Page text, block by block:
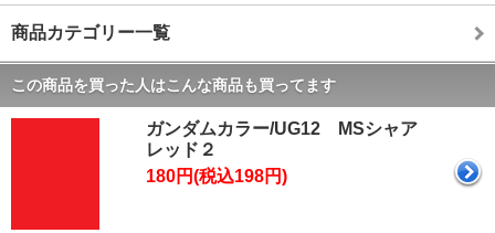
商品カテゴリー一覧
この商品を買った人はこんな商品も買ってます
ガンダムカラー/UG12 MSシャア
レッド２
180円(税込198円)